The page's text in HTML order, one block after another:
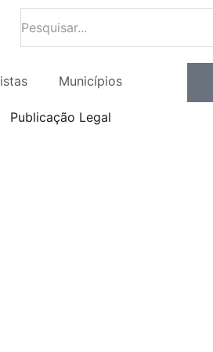
Municípios
Publicação Legal